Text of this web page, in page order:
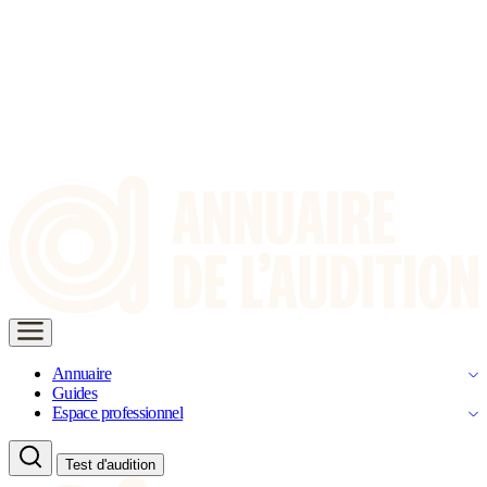
Annuaire
Guides
Espace professionnel
Test d'audition